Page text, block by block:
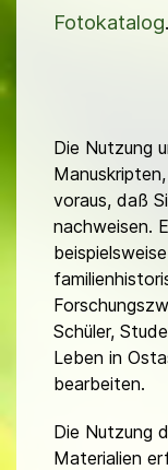
Fotokatalog.
Die Nutzung
voraus, daß
nachweisen.
Schüler,
Leben in
bearbeiten.
Die Nutzung
Materialien